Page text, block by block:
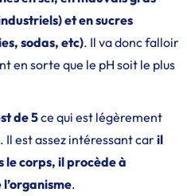
et en sucres
sodas, etc). Il va donc falloir
en sorte que le pH soit le plus
de 5ce qui est légèrement
Il est assez intéressant caril
le corps, il procède à
.